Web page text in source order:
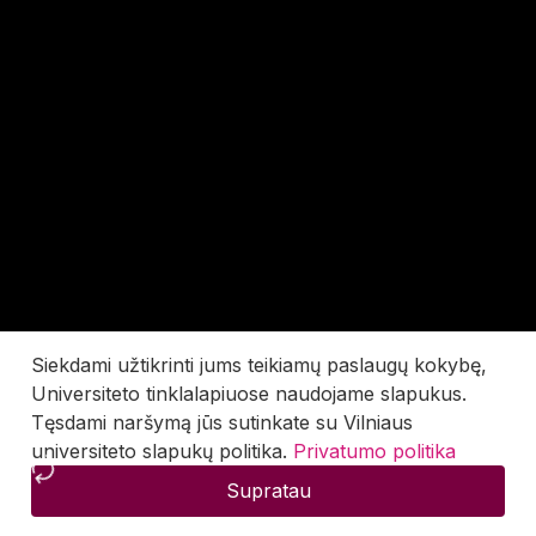
Siekdami užtikrinti jums teikiamų paslaugų kokybę,
Universiteto tinklalapiuose naudojame slapukus.
Tęsdami naršymą jūs sutinkate su Vilniaus
universiteto slapukų politika. Privatumo politika
Supratau